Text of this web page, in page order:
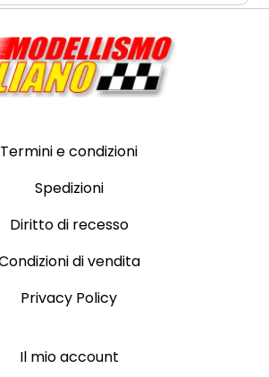
Termini e condizioni
Spedizioni
Diritto di recesso
di vendita
Privacy Policy
Il mio account